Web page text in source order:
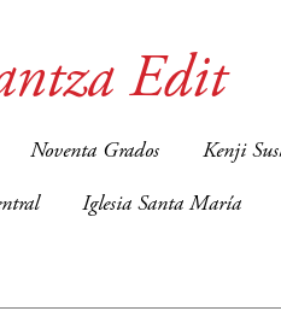
Edit
Noventa Grados Kenji
Iglesia Santa María